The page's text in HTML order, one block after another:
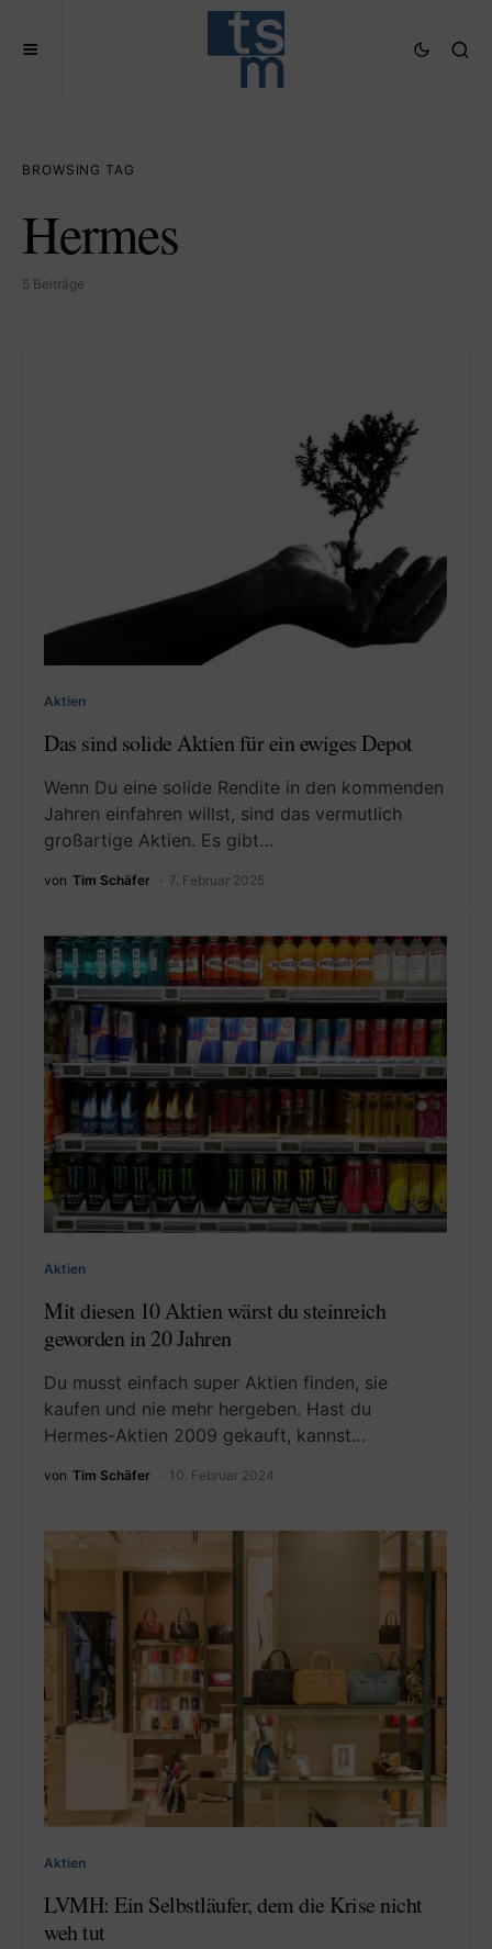
BROWSING TAG
Hermes
5 Beiträge
Aktien
Das sind solide Aktien für ein ewiges Depot
Wenn Du eine solide Rendite in den kommenden
Jahren einfahren willst, sind das vermutlich
großartige Aktien. Es gibt…
von Tim Schäfer 7. Februar 2025
Aktien
Mit diesen 10 Aktien wärst du steinreich
geworden in 20 Jahren
Du musst einfach super Aktien finden, sie
kaufen und nie mehr hergeben. Hast du
Hermes-Aktien 2009 gekauft, kannst…
von Tim Schäfer 10. Februar 2024
Aktien
LVMH: Ein Selbstläufer, dem die Krise nicht
weh tut